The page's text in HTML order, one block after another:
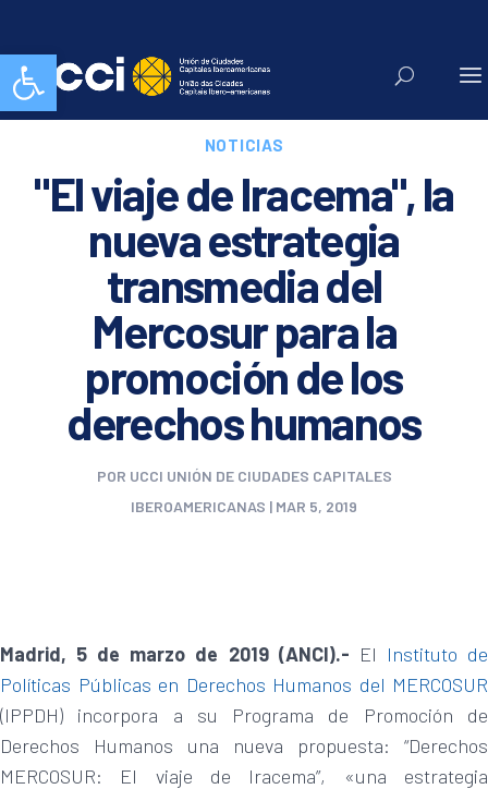
Abrir barra de herramientas
NOTICIAS
"El viaje de Iracema", la
nueva estrategia
transmedia del
Mercosur para la
promoción de los
derechos humanos
POR UCCI UNIÓN DE CIUDADES CAPITALES
IBEROAMERICANAS | MAR 5, 2019
Madrid, 5 de marzo de 2019 (ANCI).- El Instituto de
Políticas Públicas en Derechos Humanos del MERCOSUR
(IPPDH) incorpora a su Programa de Promoción de
Derechos Humanos una nueva propuesta: “Derechos
MERCOSUR: El viaje de Iracema”, «una estrategia